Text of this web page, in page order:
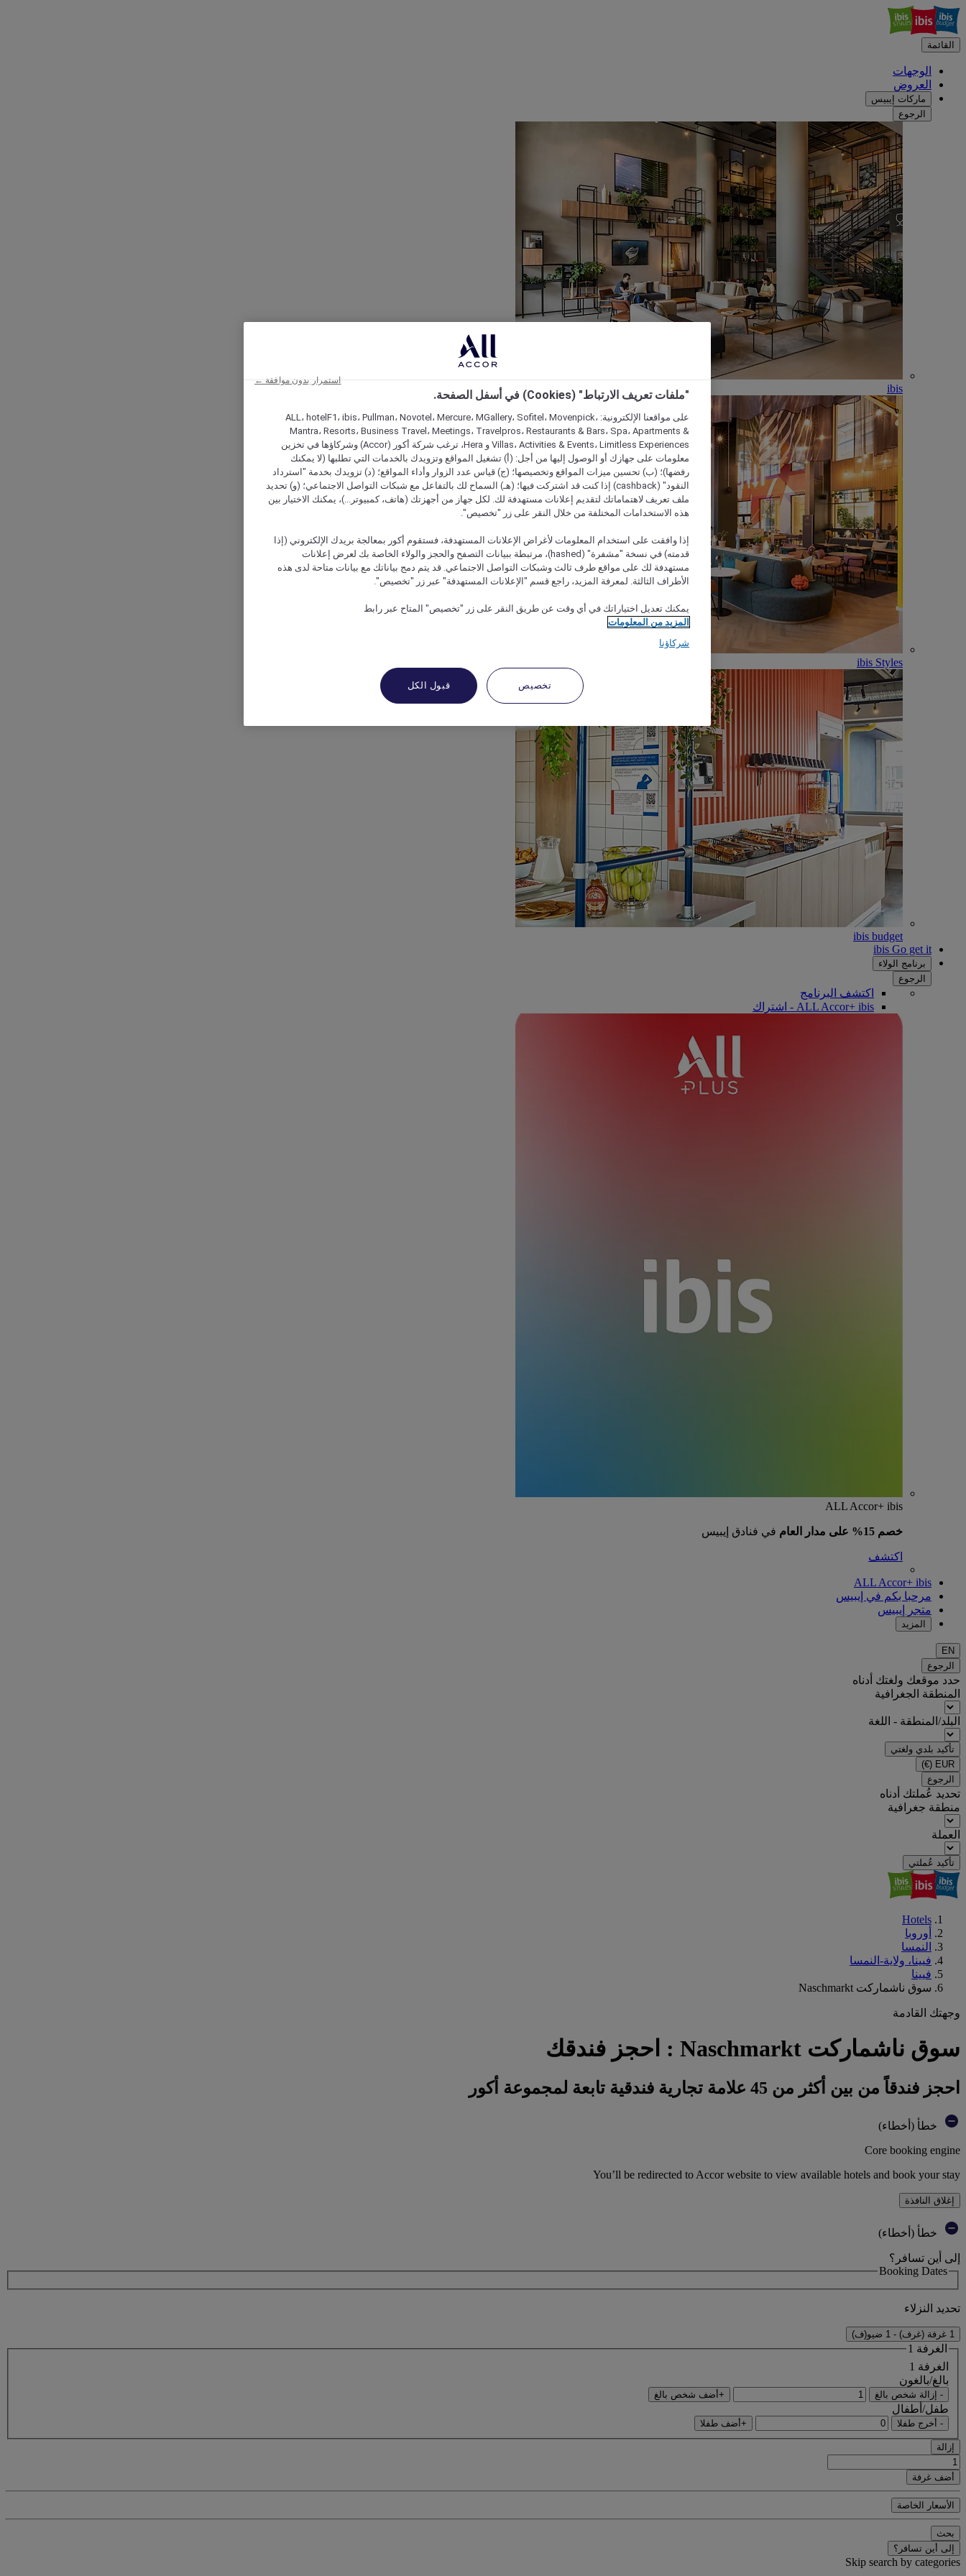
القائمة
الوجهات
العروض
ماركات إيبيس
الرجوع
ibis
ibis Styles
ibis budget
ibis Go get it
برنامج الولاء
الرجوع
اكتشف البرنامج
ALL Accor+ ibis - اشتراك
ALL Accor+ ibis
خصم 15% على مدار العام في فنادق إيبيس
اكتشف
ALL Accor+ ibis
مرحبا بكم في إيبيس
متجر إيبيس
المزيد
EN
الرجوع
حدد موقعك ولغتك أدناه
المنطقة الجغرافية
البلد/المنطقة - اللغة
تأكيد بلدي ولغتي
EUR
(€)
الرجوع
تحديد عُملتك أدناه
منطقة جغرافية
العملة
تأكيد عُملتي
Hotels
أوروبا
النمسا
فيينا، ولاية-النمسا
فيينا
سوق ناشماركت Naschmarkt
وجهتك القادمة
سوق ناشماركت Naschmarkt : احجز فندقك
احجز فندقاً من بين أكثر من 45 علامة تجارية فندقية تابعة لمجموعة أكور
خطأ (أخطاء)
Core booking engine
You’ll be redirected to Accor website to view available hotels and book your stay
إغلاق النافذة
خطأ (أخطاء)
إلى أين تسافر؟
Booking Dates
تحديد النزلاء
1 غرفة (غرف) - 1 ضيو(ف)
الغرفة 1
الغرفة 1
بالغ/بالغون
- إزالة شخص بالغ +أضف شخص بالغ
طفل/أطفال
- أخرج طفلا +أضف طفلا
إزالة
أضف غرفة
الأسعار الخاصة
بحث
إلى أين تسافر؟
Skip search by categories
"ملفات تعريف الارتباط" (Cookies) في أسفل الصفحة.
على مواقعنا الإلكترونية: ALL، hotelF1، ibis، Pullman، Novotel، Mercure، MGallery، Sofitel، Movenpick،
Mantra، Resorts، Business Travel، Meetings، Travelpros، Restaurants & Bars، Spa، Apartments &
Villas، Activities & Events، Limitless Experiences و Hera، ترغب شركة أكور (Accor) وشركاؤها في تخزين
معلومات على جهازك أو الوصول إليها من أجل: (أ) تشغيل المواقع وتزويدك بالخدمات التي تطلبها (لا يمكنك
رفضها)؛ (ب) تحسين ميزات المواقع وتخصيصها؛ (ج) قياس عدد الزوار وأداء المواقع؛ (د) تزويدك بخدمة "استرداد
النقود" (cashback) إذا كنت قد اشتركت فيها؛ (هـ) السماح لك بالتفاعل مع شبكات التواصل الاجتماعي؛ (و) تحديد
ملف تعريف لاهتماماتك لتقديم إعلانات مستهدفة لك. لكل جهاز من أجهزتك (هاتف، كمبيوتر...)، يمكنك الاختيار بين
هذه الاستخدامات المختلفة من خلال النقر على زر "تخصيص".
إذا وافقت على استخدام المعلومات لأغراض الإعلانات المستهدفة، فستقوم أكور بمعالجة بريدك الإلكتروني (إذا
قدمته) في نسخة "مشفرة" (hashed)، مرتبطة ببيانات التصفح والحجز والولاء الخاصة بك لعرض إعلانات
مستهدفة لك على مواقع طرف ثالث وشبكات التواصل الاجتماعي. قد يتم دمج بياناتك مع بيانات متاحة لدى هذه
الأطراف الثالثة. لمعرفة المزيد، راجع قسم "الإعلانات المستهدفة" عبر زر "تخصيص".
يمكنك تعديل اختياراتك في أي وقت عن طريق النقر على زر "تخصيص" المتاح عبر رابط
المزيد من المعلومات
شركاؤنا
تخصيص قبول الكل
استمرار بدون موافقة ←